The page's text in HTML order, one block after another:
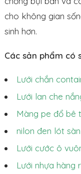
cho không gian
sinh hơn.
Các sản phẩm có
Lưới chắn
Lưới lan che
Màng pe đổ bê
nilon đen lót sàn
Lưới cước ô
Lưới nhựa hàng